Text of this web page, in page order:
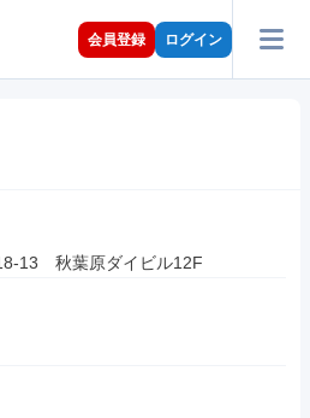
会員登録 ログイン
13　秋葉原ダイビル12F